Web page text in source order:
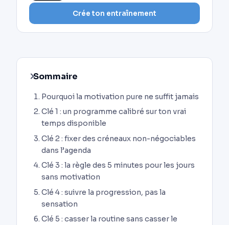
Crée ton entraînement
Sommaire
Pourquoi la motivation pure ne suffit jamais
Clé 1 : un programme calibré sur ton vrai
temps disponible
Clé 2 : fixer des créneaux non-négociables
dans l’agenda
Clé 3 : la règle des 5 minutes pour les jours
sans motivation
Clé 4 : suivre la progression, pas la
sensation
Clé 5 : casser la routine sans casser le